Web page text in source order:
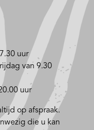
uur
van 9.30
uur
op afspraak.
die u kan